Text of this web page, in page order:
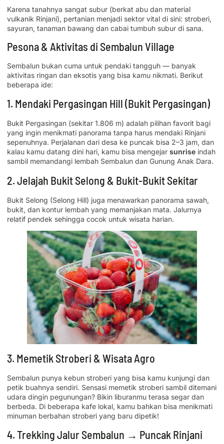
Karena tanahnya sangat subur (berkat abu dan material
vulkanik Rinjani), pertanian menjadi sektor vital di sini: stroberi,
sayuran, tanaman bawang dan cabai tumbuh subur di sana.
Pesona & Aktivitas di Sembalun Village
Sembalun bukan cuma untuk pendaki tangguh — banyak
aktivitas ringan dan eksotis yang bisa kamu nikmati. Berikut
beberapa ide:
1. Mendaki Pergasingan Hill (Bukit Pergasingan)
Bukit Pergasingan (sekitar 1.806 m) adalah pilihan favorit bagi
yang ingin menikmati panorama tanpa harus mendaki Rinjani
sepenuhnya. Perjalanan dari desa ke puncak bisa 2–3 jam, dan
kalau kamu datang dini hari, kamu bisa mengejar sunrise indah
sambil memandangi lembah Sembalun dan Gunung Anak Dara.
2. Jelajah Bukit Selong & Bukit-Bukit Sekitar
Bukit Selong (Selong Hill) juga menawarkan panorama sawah,
bukit, dan kontur lembah yang memanjakan mata. Jalurnya
relatif pendek sehingga cocok untuk wisata harian.
3. Memetik Stroberi & Wisata Agro
Sembalun punya kebun stroberi yang bisa kamu kunjungi dan
petik buahnya sendiri. Sensasi memetik stroberi sambil ditemani
udara dingin pegunungan? Bikin liburanmu terasa segar dan
berbeda. Di beberapa kafe lokal, kamu bahkan bisa menikmati
minuman berbahan stroberi yang baru dipetik!
4. Trekking Jalur Sembalun → Puncak Rinjani